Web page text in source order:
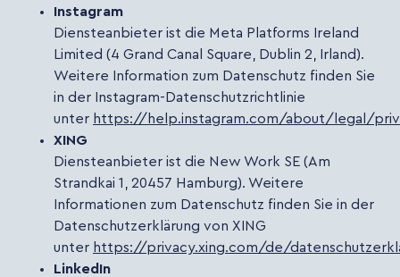
Instagram
Diensteanbieter ist die Meta Platforms Ireland
Limited (4 Grand Canal Square, Dublin 2, Irland).
Weitere Information zum Datenschutz finden Sie
in der Instagram-Datenschutzrichtlinie
unter https://help.instagram.com/about/legal/
XING
Diensteanbieter ist die New Work SE (Am
Strandkai 1, 20457 Hamburg). Weitere
Informationen zum Datenschutz finden Sie in der
Datenschutzerklärung von XING
unter https://privacy.xing.com/de/
LinkedIn